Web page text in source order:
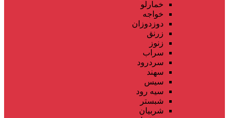
خمارلو
خواجه
دوزدوزان
زرنق
زنوز
سراب
سردرود
سهند
سیس
سیه رود
شبستر
شربیان